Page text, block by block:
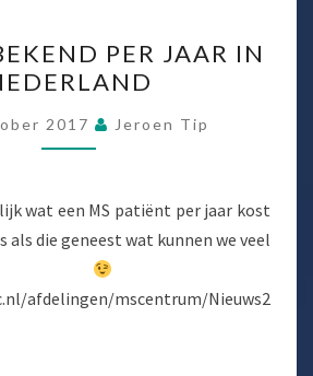
BEKEND
PER
JAAR
IN
PER JAAR IN
2017 Jeroen Tip
wat een MS patiënt per jaar kost
als die geneest wat kunnen we veel
afdelingen/mscentrum/Nieuws2